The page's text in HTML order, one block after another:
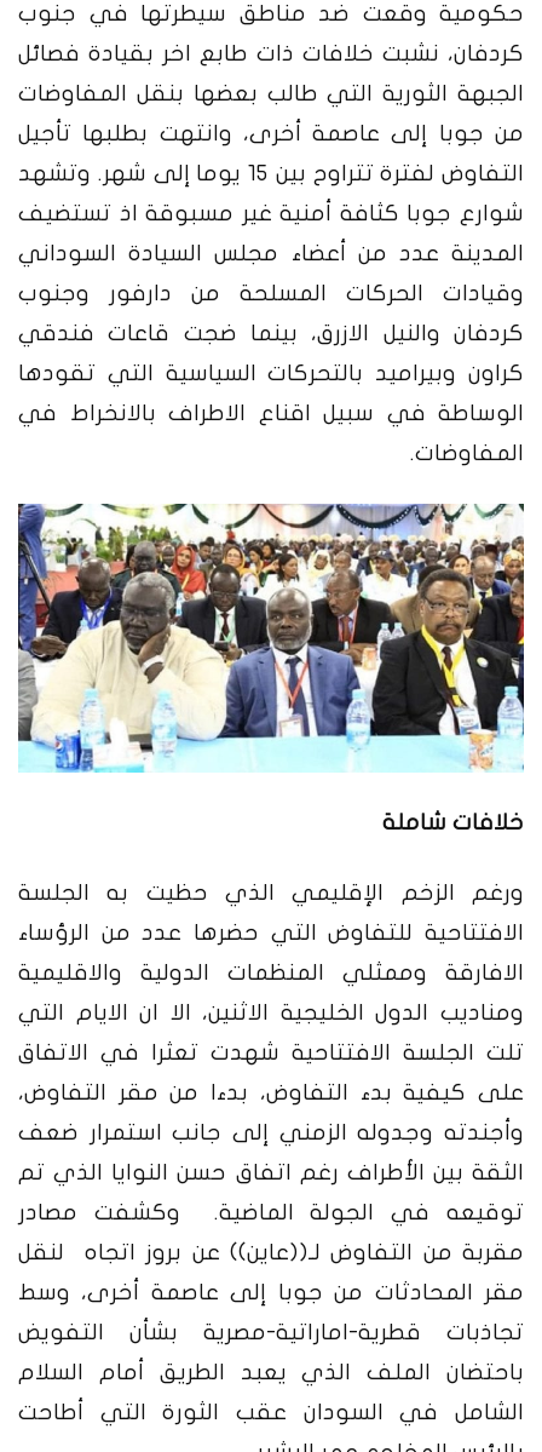
حكومية وقعت ضد مناطق سيطرتها في جنوب
كردفان، نشبت خلافات ذات طابع اخر بقيادة فصائل
الجبهة الثورية التي طالب بعضها بنقل المفاوضات
من جوبا إلى عاصمة أخرى، وانتهت بطلبها تأجيل
التفاوض لفترة تتراوح بين 15 يوما إلى شهر.
وتشهد
شوارع جوبا كثافة أمنية غير مسبوقة اذ تستضيف
المدينة عدد من أعضاء مجلس السيادة السوداني
وقيادات الحركات المسلحة من دارفور وجنوب
كردفان والنيل الازرق، بينما ضجت قاعات فندقي
كراون وبيراميد بالتحركات السياسية التي تقودها
الوساطة في سبيل اقناع الاطراف بالانخراط في
المفاوضات.
خلافات شاملة
ورغم الزخم الإقليمي الذي حظيت به الجلسة
الافتتاحية للتفاوض التي حضرها عدد من الرؤساء
الافارقة وممثلي المنظمات الدولية والاقليمية
ومناديب الدول الخليجية الاثنين، الا ان الايام التي
تلت الجلسة الافتتاحية شهدت تعثرا في الاتفاق
على كيفية بدء التفاوض، بدءا من مقر التفاوض،
وأجندته وجدوله الزمني إلى جانب استمرار ضعف
الثقة بين الأطراف رغم اتفاق حسن النوايا الذي تم
توقيعه في الجولة الماضية.
وكشفت مصادر
مقربة من التفاوض لـ((عاين)) عن بروز اتجاه لنقل
مقر المحادثات من جوبا إلى عاصمة أخرى، وسط
تجاذبات قطرية-اماراتية-مصرية بشأن التفويض
باحتضان الملف الذي يعبد الطريق أمام السلام
الشامل في السودان عقب الثورة التي أطاحت